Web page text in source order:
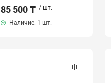
85 500 ₸ / шт.
Наличие: 1 шт.